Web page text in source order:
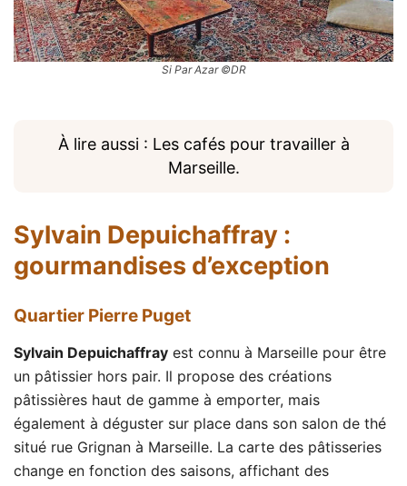
Si Par Azar ©DR
À lire aussi : Les cafés pour travailler à
Marseille.
Sylvain Depuichaffray :
gourmandises d’exception
Quartier Pierre Puget
Sylvain Depuichaffray est connu à Marseille pour être
un pâtissier hors pair. Il propose des créations
pâtissières haut de gamme à emporter, mais
également à déguster sur place dans son salon de thé
situé rue Grignan à Marseille. La carte des pâtisseries
change en fonction des saisons, affichant des